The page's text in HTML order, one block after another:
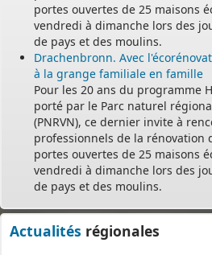
portes ouvertes de 25 maisons
vendredi à dimanche lors des
de pays et des moulins.
Drachenbronn. Avec
à la grange familiale en famille
Pour les 20 ans du programme
porté par le Parc naturel
(PNRVN), ce dernier invite à
professionnels de la rénovation
portes ouvertes de 25 maisons
vendredi à dimanche lors des
de pays et des moulins.
Actualités régionales